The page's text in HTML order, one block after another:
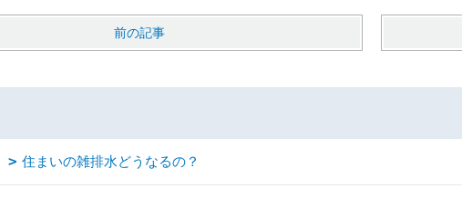
前の記事
住まいの雑排水どうなるの？